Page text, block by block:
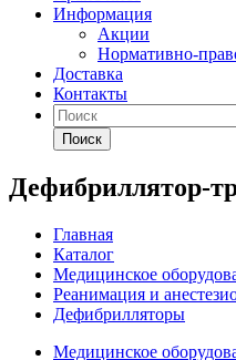
Информация
Акции
Нормативно-
Доставка
Контакты
Поиск
Дефибриллятор-
Главная
Каталог
Медицинское
Реанимация и
Дефибрилляторы
Медицинское